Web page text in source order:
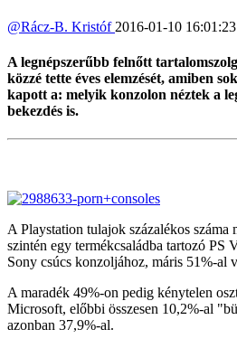
@Rácz-B. Kristóf 2016-01-10 16:01:23
A legnépszerűbb felnőtt
közzé tette éves elemzését, amiben
kapott a: melyik konzolon néztek a
bekezdés is.
A Playstation tulajok százalékos száma
szintén egy termékcsaládba tartozó PS
Sony csúcs konzoljához, máris 51%-al
A maradék 49%-on pedig kénytelen
Microsoft, előbbi összesen 10,2%-al
azonban 37,9%-al.